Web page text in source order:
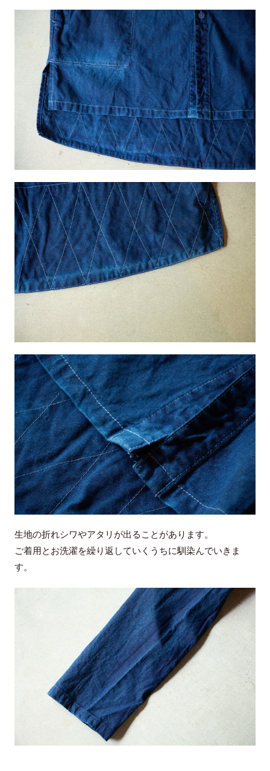
生地の折れシワやアタリが出ることがあります。
ご着用とお洗濯を繰り返していくうちに馴染んでいきま
す。